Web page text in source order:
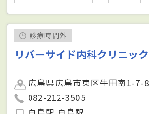
診療時間外
リバーサイド内科クリニック
広島県広島市東区牛田南1-7-8
082-212-3505